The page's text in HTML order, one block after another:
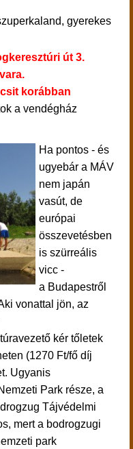
gyerekes
út 3.
korábban
a vendégház
Ha pontos - és
ugyebár a MÁV
nem japán
vasút, de
európai
összevetésben
is szürreális
vicc -
a Budapestről
vonattal jön, az
kér tőletek
(1270 Ft/fő díj
Ugyanis
Park része, a
Tájvédelmi
mert a bodrogzugi
park